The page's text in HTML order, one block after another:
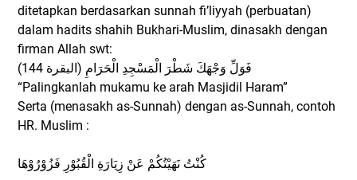
ditetapkan berdasarkan sunnah fi’liyyah (perbuatan)
dalam hadits shahih Bukhari-Muslim, dinasakh dengan
firman Allah swt:
فَوَلِّ وَجْهَكَ شَطْرَ الْمَسْجِدِ الْحَرَامِ (البقرة 144)
“Palingkanlah mukamu ke arah Masjidil Haram”
Serta (menasakh as-Sunnah) dengan as-Sunnah, contoh
HR. Muslim :
كُنْتُ نَهَيْتُكُمْ عَنْ زِيَارَةِ الْقُبُوْرِ فَزُوْرُوْهَا